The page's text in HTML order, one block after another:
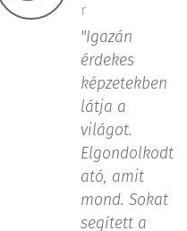
r
"Igazán
érdekes
képzetekben
látja a
világot.
Elgondolkodt
ató, amit
mond. Sokat
segített a